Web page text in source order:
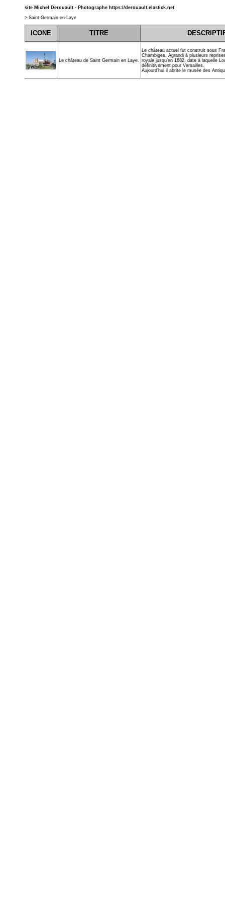
site Michel Derouault - Photographe https://derouault.elastick.net
> Saint-Germain-en-Laye
ICONE TITRE
Le château de Saint Germain en Laye.
Le château actuel fut construit sous
Chambiges. Agrandi à plusieurs
royale jusqu’en 1682, date à laquelle
définitivement pour Versailles.
Aujourd’hui il abrite le musée des